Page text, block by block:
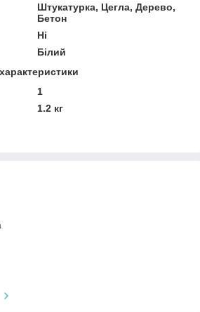
Штукатурка, Цегла, Дерево,
Бетон
Ні
Білий
1
1.2 кг